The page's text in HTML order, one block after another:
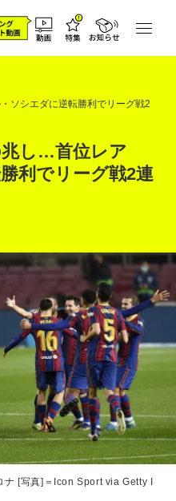
ソシエダに逆転勝利でリーグ戦2
し…首位レア
利でリーグ戦2連
ナ [写真]＝Icon Sport via Getty I